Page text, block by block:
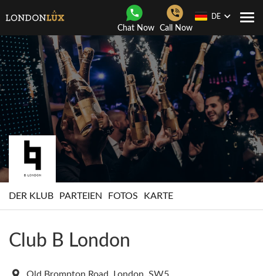
Chat Now Call Now
DE
DER KLUB PARTEIEN FOTOS KARTE
Club B London